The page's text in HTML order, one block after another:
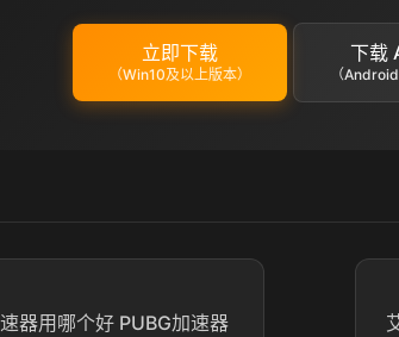
立即下载
（Win10及以上版本）
下载
（
器用哪个好 PUBG加速器